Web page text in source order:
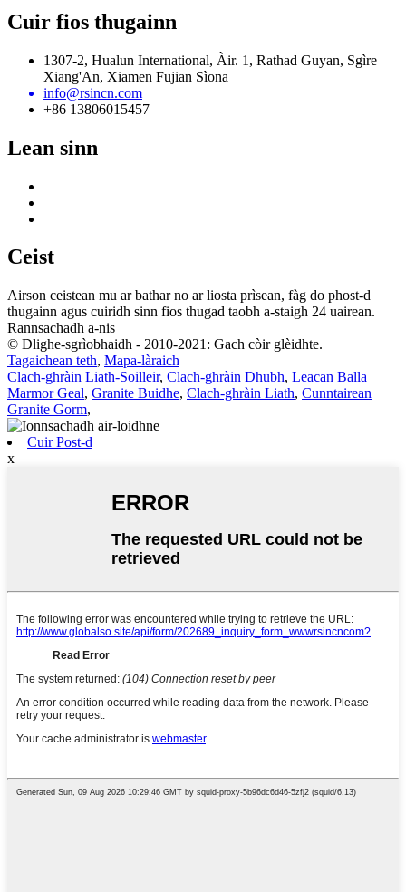
Cuir fios thugainn
1307-2, Hualun International, Àir. 1, Rathad Guyan, Sgìre
Xiang'An, Xiamen Fujian Sìona
info@rsincn.com
+86 13806015457
Lean sinn
Ceist
Airson ceistean mu ar bathar no ar liosta prìsean, fàg do phost-d
thugainn agus cuiridh sinn fios thugad taobh a-staigh 24 uairean.
Rannsachadh a-nis
© Dlighe-sgrìobhaidh - 2010-2021: Gach còir glèidhte.
Tagaichean teth, Mapa-làraich
Clach-ghràin Liath-Soilleir, Clach-ghràin Dhubh, Leacan Balla
Marmor Geal, Granite Buidhe, Clach-ghràin Liath, Cunntairean
Granite Gorm,
Cuir Post-d
x